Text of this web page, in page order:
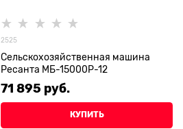
2525
Сельскохозяйственная машина
Ресанта МБ-15000P-12
71 895 руб.
КУПИТЬ